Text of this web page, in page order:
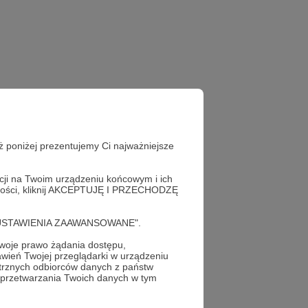
poniżej prezentujemy Ci najważniejsze
na Twoim urządzeniu końcowym i ich
kliknij AKCEPTUJĘ I PRZECHODZĘ
ZAAWANSOWANE".
prawo żądania dostępu,
Twojej przeglądarki w urządzeniu
odbiorców danych z państw
Twoich danych w tym
profil autora